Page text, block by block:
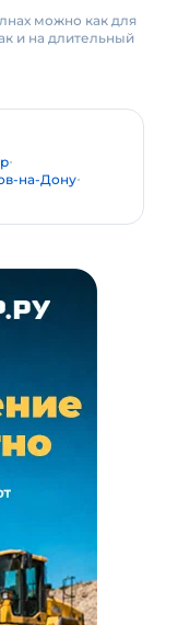
можно как для
и на длительный
на-Дону